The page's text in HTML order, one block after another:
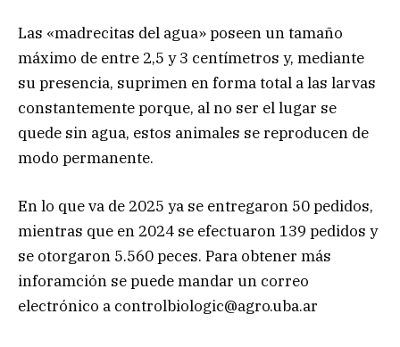
Las «madrecitas del agua» poseen un tamaño
máximo de entre 2,5 y 3 centímetros y, mediante
su presencia, suprimen en forma total a las larvas
constantemente porque, al no ser el lugar se
quede sin agua, estos animales se reproducen de
modo permanente.
En lo que va de 2025 ya se entregaron 50 pedidos,
mientras que en 2024 se efectuaron 139 pedidos y
se otorgaron 5.560 peces. Para obtener más
inforamción se puede mandar un correo
electrónico a controlbiologic@agro.uba.ar